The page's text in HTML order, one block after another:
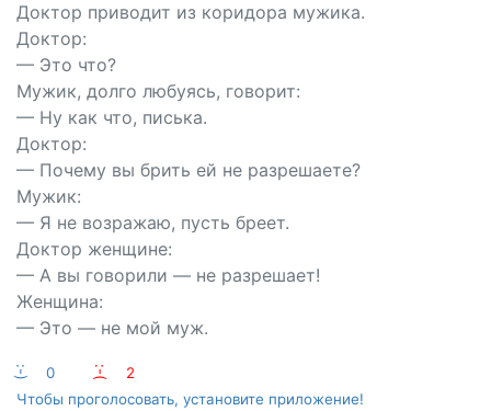
Доктор приводит из коридора мужика.
Доктор:
— Это что?
Мужик, долго любуясь, говорит:
— Ну как что, писька.
Доктор:
— Почему вы брить ей не разрешаете?
Мужик:
— Я не возражаю, пусть бреет.
Доктор женщине:
— А вы говорили — не разрешает!
Женщина:
— Это — не мой муж.
:-) 0 :-(
2
Чтобы проголосовать, установите приложение!